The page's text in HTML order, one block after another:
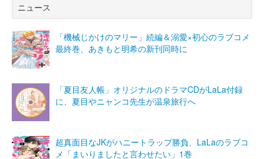
ニュース
「機械じかけのマリー」続編＆溺愛×初心のラブコメ
最終巻、あきもと明希の新刊同時に
「夏目友人帳」オリジナルのドラマCDがLaLa付録
に、夏目やニャンコ先生が温泉旅行へ
超真面目なJKがハニートラップ勝負、LaLaのラブコ
メ「まいりましたと言わせたい」1巻